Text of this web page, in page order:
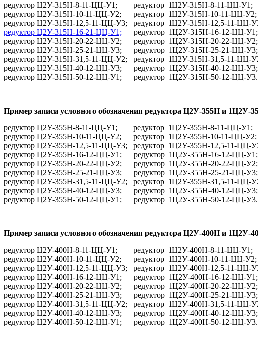
редуктор Ц2У-315Н-8-11-ЦЦ-У1; редуктор 1Ц2У-315Н-8-11-ЦЦ-У1;
редуктор Ц2У-315Н-10-11-ЦЦ-У2; редуктор 1Ц2У-315Н-10-11-ЦЦ-У2;
редуктор Ц2У-315Н-12,5-11-ЦЦ-У3; редуктор 1Ц2У-315Н-12,5-11-ЦЦ-
редуктор Ц2У-315Н-16-21-ЦЦ-У1; редуктор 1Ц2У-315Н-16-12-ЦЦ-У1;
редуктор Ц2У-315Н-20-22-ЦЦ-У2; редуктор 1Ц2У-315Н-20-22-ЦЦ-У2;
редуктор Ц2У-315Н-25-21-ЦЦ-У3; редуктор 1Ц2У-315Н-25-21-ЦЦ-У3;
редуктор Ц2У-315Н-31,5-11-ЦЦ-У2; редуктор 1Ц2У-315Н-31,5-11-ЦЦ-
редуктор Ц2У-315Н-40-12-ЦЦ-У3; редуктор 1Ц2У-315Н-40-12-ЦЦ-У3;
редуктор Ц2У-315Н-50-12-ЦЦ-У1; редуктор 1Ц2У-315Н-50-12-ЦЦ-У3.
Пример записи условного обозначения редуктора Ц2У-355Н и 1Ц2У-
редуктор Ц2У-355Н-8-11-ЦЦ-У1; редуктор 1Ц2У-355Н-8-11-ЦЦ-У1;
редуктор Ц2У-355Н-10-11-ЦЦ-У2; редуктор 1Ц2У-355Н-10-11-ЦЦ-У2;
редуктор Ц2У-355Н-12,5-11-ЦЦ-У3; редуктор 1Ц2У-355Н-12,5-11-ЦЦ-
редуктор Ц2У-355Н-16-12-ЦЦ-У1; редуктор 1Ц2У-355Н-16-12-ЦЦ-У1;
редуктор Ц2У-355Н-20-22-ЦЦ-У2; редуктор 1Ц2У-355Н-20-22-ЦЦ-У2;
редуктор Ц2У-355Н-25-21-ЦЦ-У3; редуктор 1Ц2У-355Н-25-21-ЦЦ-У3;
редуктор Ц2У-355Н-31,5-11-ЦЦ-У2; редуктор 1Ц2У-355Н-31,5-11-ЦЦ-
редуктор Ц2У-355Н-40-12-ЦЦ-У3; редуктор 1Ц2У-355Н-40-12-ЦЦ-У3;
редуктор Ц2У-355Н-50-12-ЦЦ-У1; редуктор 1Ц2У-355Н-50-12-ЦЦ-У3.
Пример записи условного обозначения редуктора Ц2У-400Н и 1Ц2У-
редуктор Ц2У-400Н-8-11-ЦЦ-У1; редуктор 1Ц2У-400Н-8-11-ЦЦ-У1;
редуктор Ц2У-400Н-10-11-ЦЦ-У2; редуктор 1Ц2У-400Н-10-11-ЦЦ-У2;
редуктор Ц2У-400Н-12,5-11-ЦЦ-У3; редуктор 1Ц2У-400Н-12,5-11-ЦЦ-
редуктор Ц2У-400Н-16-12-ЦЦ-У1; редуктор 1Ц2У-400Н-16-12-ЦЦ-У1;
редуктор Ц2У-400Н-20-22-ЦЦ-У2; редуктор 1Ц2У-400Н-20-22-ЦЦ-У2;
редуктор Ц2У-400Н-25-21-ЦЦ-У3; редуктор 1Ц2У-400Н-25-21-ЦЦ-У3;
редуктор Ц2У-400Н-31,5-11-ЦЦ-У2; редуктор 1Ц2У-400Н-31,5-11-ЦЦ-
редуктор Ц2У-400Н-40-12-ЦЦ-У3; редуктор 1Ц2У-400Н-40-12-ЦЦ-У3;
редуктор Ц2У-400Н-50-12-ЦЦ-У1; редуктор 1Ц2У-400Н-50-12-ЦЦ-У3.